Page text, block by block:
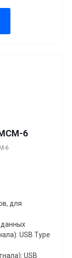
6
6
для
данных
USB Type
USB